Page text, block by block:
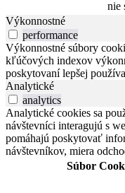
nie
Výkonnostné
performance
Výkonnostné súbory
kľúčových indexov
poskytovaní lepšej
Analytické
analytics
Analytické cookies sa
návštevníci interagujú s
pomáhajú poskytovať
návštevníkov, miera
Súbor